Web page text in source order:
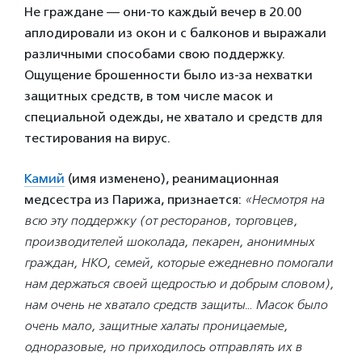
Не граждане — они-то каждый вечер в 20.00
аплодировали из окон и с балконов и выражали
различными способами свою поддержку.
Ощущение брошенности было из-за нехватки
защитных средств, в том числе масок и
специальной одежды, не хватало и средств для
тестирования на вирус.
Камий (имя изменено), реанимационная
медсестра из Парижа, признается: «Несмотря на
всю эту поддержку (от ресторанов, торговцев,
производителей шоколада, пекарен, анонимных
граждан, НКО, семей, которые ежедневно помогали
нам держаться своей щедростью и добрым словом),
нам очень не хватало средств защиты… Масок было
очень мало, защитные халаты проницаемые,
одноразовые, но приходилось отправлять их в